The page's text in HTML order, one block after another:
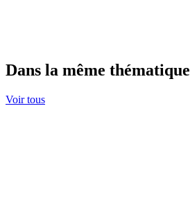
Dans la même thématique
Voir tous